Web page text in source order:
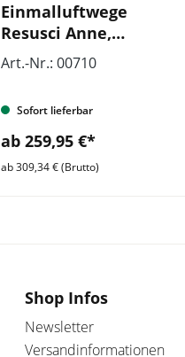
Einmalluftwege
Resusci Anne,
Volumen: 700-1.000
ml, VE = 24 Stück
Art.-Nr.: 00710
Sofort lieferbar
ab 259,95 €*
ab 309,34 € (Brutto)
Shop Infos
Newsletter
Versandinformationen